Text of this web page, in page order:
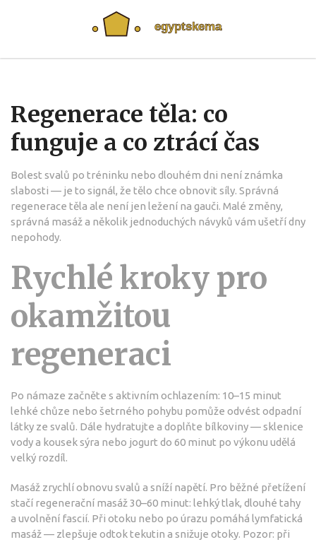
Regenerace těla: co
funguje a co ztrácí čas
Bolest svalů po tréninku nebo dlouhém dni není známka
slabosti — je to signál, že tělo chce obnovit síly. Správná
regenerace těla ale není jen ležení na gauči. Malé změny,
správná masáž a několik jednoduchých návyků vám ušetří dny
nepohody.
Rychlé kroky pro
okamžitou
regeneraci
Po námaze začněte s aktivním ochlazením: 10–15 minut
lehké chůze nebo šetrného pohybu pomůže odvést odpadní
látky ze svalů. Dále hydratujte a doplňte bílkoviny — sklenice
vody a kousek sýra nebo jogurt do 60 minut po výkonu udělá
velký rozdíl.
Masáž zrychlí obnovu svalů a sníží napětí. Pro běžné přetížení
stačí regenerační masáž 30–60 minut: lehký tlak, dlouhé tahy
a uvolnění fascií. Při otoku nebo po úrazu pomáhá lymfatická
masáž — zlepšuje odtok tekutin a snižuje otoky. Pozor: při